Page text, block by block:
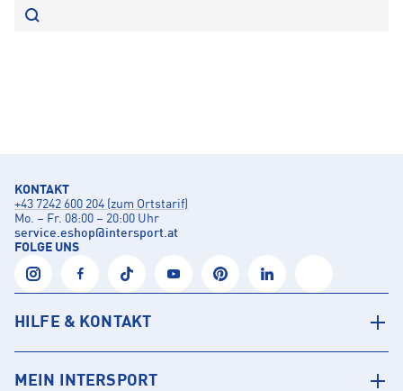
KONTAKT
+43 7242 600 204 (zum Ortstarif)
Mo. – Fr. 08:00 – 20:00 Uhr
service.eshop@intersport.at
FOLGE UNS
HILFE & KONTAKT
MEIN INTERSPORT